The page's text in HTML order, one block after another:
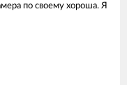
по своему хороша. Я